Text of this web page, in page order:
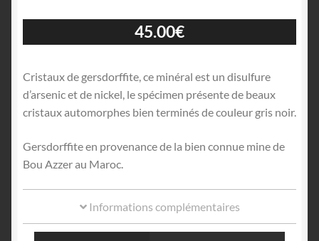
45.00€
Cristaux de gersdorffite, ce minéral est un disulfure
d’arsenic et de nickel, le spécimen présente de beaux
cristaux automorphes bien terminés de couleur gris noir.
Gersdorffite en provenance de la bien connue mine de
Bou Azzer au Maroc.
Informations complémentaires